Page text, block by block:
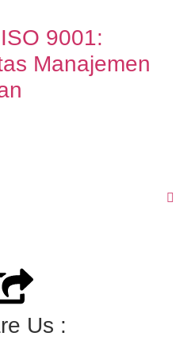
9001:
Manajemen
Us :